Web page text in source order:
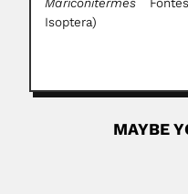
Isoptera)
MAYBE